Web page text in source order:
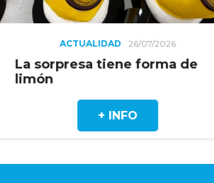
ACTUALIDAD
El toque